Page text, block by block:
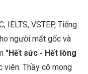
IELTS, VSTEP, Tiếng
người mất gốc và
"Hết sức - Hết lòng
viên. Thầy cô mong